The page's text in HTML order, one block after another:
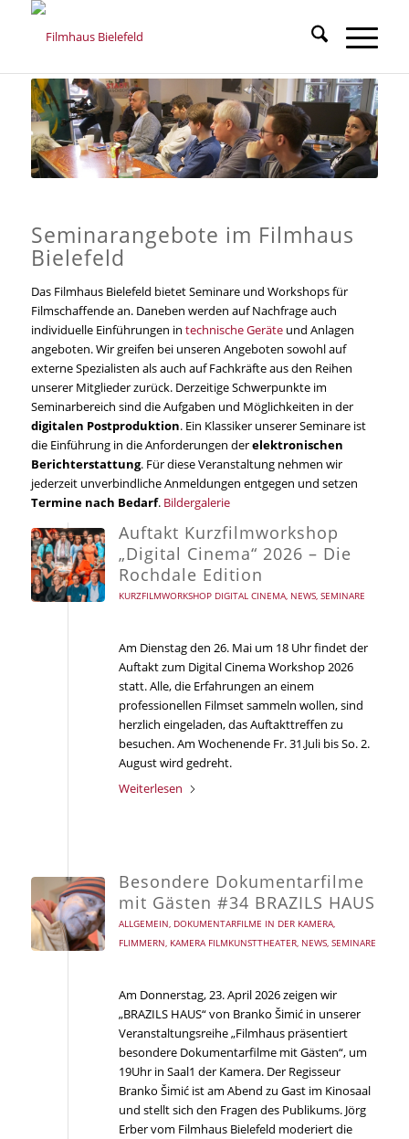
Seminarangebote im Filmhaus
Bielefeld
Das Filmhaus Bielefeld bietet Seminare und Workshops für
Filmschaffende an. Daneben werden auf Nachfrage auch
individuelle Einführungen in technische Geräteund Anlagen
angeboten. Wir greifen bei unseren Angeboten sowohl auf
externe Spezialisten als auch auf Fachkräfte aus den Reihen
unserer Mitglieder zurück. Derzeitige Schwerpunkte im
Seminarbereich sind die Aufgaben und Möglichkeiten in der
digitalen Postproduktion. Ein Klassiker unserer Seminare ist
die Einführung in die Anforderungen derelektronischen
Berichterstattung. Für diese Veranstaltung nehmen wir
jederzeit unverbindliche Anmeldungen entgegen und setzen
Termine nach Bedarf. Bildergalerie
Auftakt Kurzfilmworkshop
„Digital Cinema“ 2026 – Die
Rochdale Edition
KURZFILMWORKSHOP DIGITAL CINEMA, NEWS, SEMINARE
Am Dienstag den 26. Mai um 18 Uhr findet der
Auftakt zum Digital Cinema Workshop 2026
statt. Alle, die Erfahrungen an einem
professionellen Filmset sammeln wollen, sind
herzlich eingeladen, das Auftakttreffen zu
besuchen. Am Wochenende Fr. 31.Juli bis So. 2.
August wird gedreht.
Weiterlesen
Besondere Dokumentarfilme
mit Gästen #34 BRAZILS HAUS
ALLGEMEIN, DOKUMENTARFILME IN DER KAMERA,
FLIMMERN, KAMERA FILMKUNSTTHEATER, NEWS, SEMINARE
Am Donnerstag, 23. April 2026 zeigen wir
„BRAZILS HAUS“ von Branko Šimić in unserer
Veranstaltungsreihe „Filmhaus präsentiert
besondere Dokumentarfilme mit Gästen“, um
19Uhr in Saal1 der Kamera. Der Regisseur
Branko Šimić ist am Abend zu Gast im Kinosaal
und stellt sich den Fragen des Publikums. Jörg
Erber vom Filmhaus Bielefeld moderiert die